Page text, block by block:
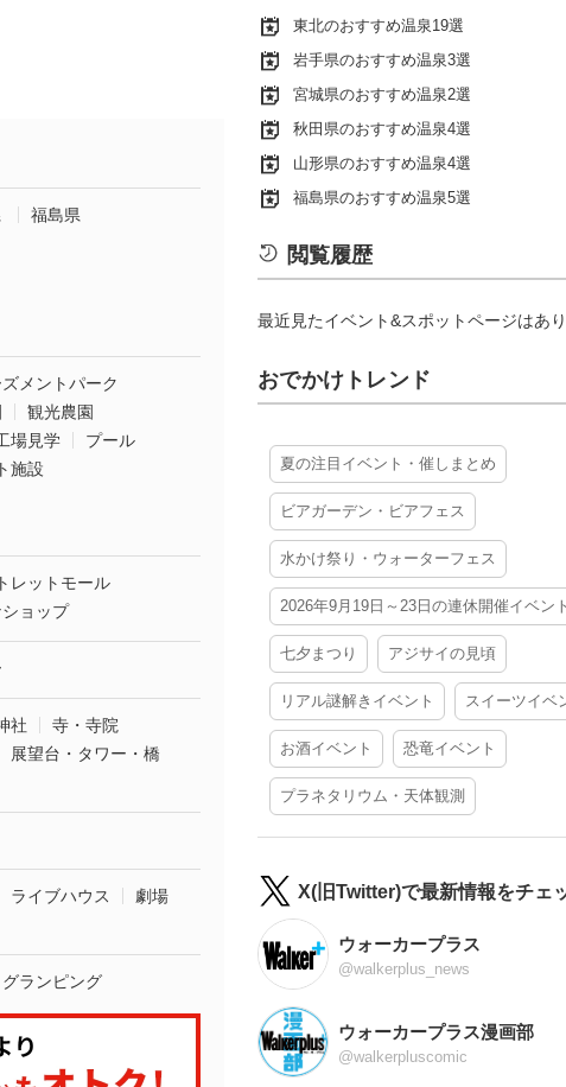
福島県
メントパーク
観光農園
場見学
プール
施設
レットモール
ョップ
社
寺・寺院
展望台・タワー・橋
ライブハウス
劇場
グランピング
東北のおすすめ温泉19選
岩手県のおすすめ温泉3選
宮城県のおすすめ温泉2選
秋田県のおすすめ温泉4選
山形県のおすすめ温泉4選
福島県のおすすめ温泉5選
閲覧履歴
最近見たイベント&スポットページはあり
おでかけトレンド
夏の注目イベント・催しまとめ
ビアガーデン・ビアフェス
水かけ祭り・ウォーターフェス
2026年9月19日～23日の連休開催イベント
七夕まつり アジサイの見頃
リアル謎解きイベント スイーツイベ
お酒イベント 恐竜イベント
プラネタリウム・天体観測
X(旧Twitter)で最新情報をチェ
ウォーカープラス
@walkerplus_news
ウォーカープラス漫画部
@walkerpluscomic